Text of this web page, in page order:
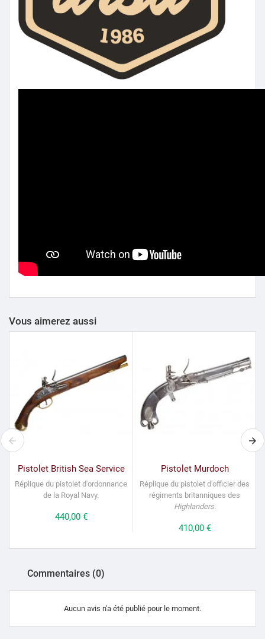
Vous aimerez aussi
Pistolet British Sea Service
Réplique du pistolet d'ordonnance
de la Royal Navy.
Prix
440,00 €
Pistolet Murdoch
Réplique du pistolet d'officier des
régiments britanniques des
Highlanders.
Prix
410,00 €
Commentaires (0)
Aucun avis n'a été publié pour le moment.